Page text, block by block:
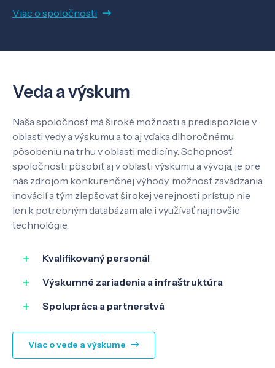
SK EN
Viac o spoločnosti
Veda a výskum
Naša spoločnosť má široké možnosti a predispozície v
oblasti vedy a výskumu a to aj vďaka dlhoročnému
pôsobeniu na trhu v oblasti medicíny. Schopnosť
spoločnosti pôsobiť aj v oblasti výskumu a vývoja, je pre
nás zdrojom konkurenčnej výhody, možnosť zavádzania
inovácií a tým zlepšovať širokej verejnosti prístup nie
len k potrebným databázam ale i využívať najnovšie
technológie.
Kvalifikovaný personál
Výskumné zariadenia a infraštruktúra
Spolupráca a partnerstvá
Viac o vede a výskume